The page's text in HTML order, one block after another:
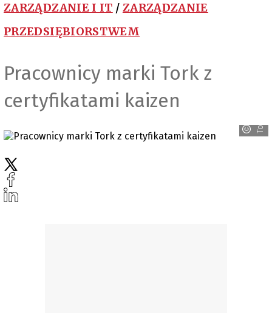
ZARZĄDZANIE I IT / ZARZĄDZANIE
PRZEDSIĘBIORSTWEM
Pracownicy marki Tork z
certyfikatami kaizen
Tork